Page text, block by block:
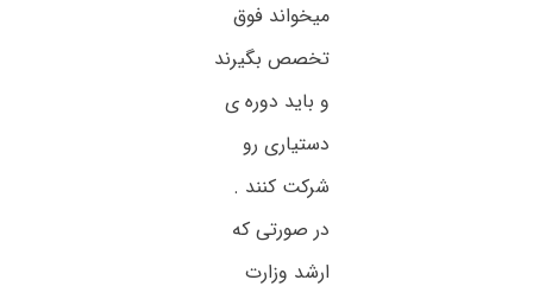
میخواند فوق
تخصص بگیرند
و باید دوره ی
دستیاری رو
شرکت کنند .
در صورتی که
ارشد وزارت